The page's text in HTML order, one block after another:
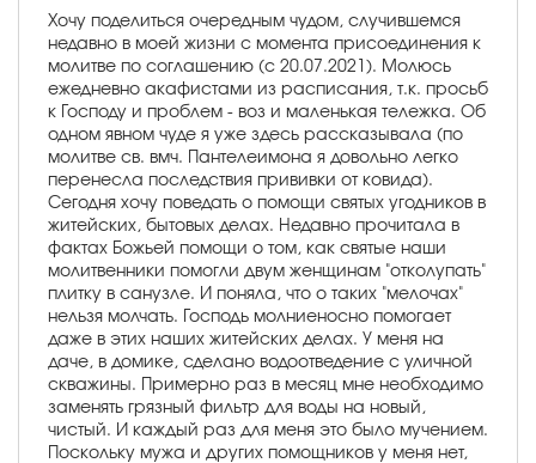
Хочу поделиться очередным чудом, случившемся
недавно в моей жизни с момента присоединения к
молитве по соглашению (с 20.07.2021). Молюсь
ежедневно акафистами из расписания, т.к. просьб
к Господу и проблем - воз и маленькая тележка. Об
одном явном чуде я уже здесь рассказывала (по
молитве св. вмч. Пантелеимона я довольно легко
перенесла последствия прививки от ковида).
Сегодня хочу поведать о помощи святых угодников в
житейских, бытовых делах. Недавно прочитала в
фактах Божьей помощи о том, как святые наши
молитвенники помогли двум женщинам "отколупать"
плитку в санузле. И поняла, что о таких "мелочах"
нельзя молчать. Господь молниеносно помогает
даже в этих наших житейских делах. У меня на
даче, в домике, сделано водоотведение с уличной
скважины. Примерно раз в месяц мне необходимо
заменять грязный фильтр для воды на новый,
чистый. И каждый раз для меня это было мучением.
Поскольку мужа и других помощников у меня нет,